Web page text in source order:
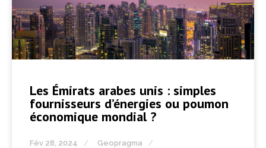
Les Émirats arabes unis : simples
fournisseurs d’énergies ou poumon
économique mondial ?
Fév 28, 2024
Geopragma